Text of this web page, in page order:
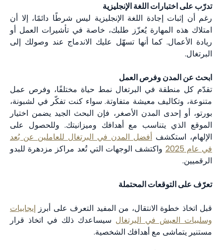
تدرّب على اختبارات اللغة الإنجليزية
رغم أن إثبات إجادة اللغة الإنجليزية ليس شرطًا دائمًا، إلا أن
امتلاك هذه المهارة يُعزّز طلبك، خاصة في تأشيرات العمل أو
ريادة الأعمال. كما أنها تسهّل عليك الاندماج عند وصولك إلى
البرتغال.
ابحث عن المدن وفرص العمل
تقدّم كل منطقة في البرتغال نمط حياة مختلفًا، وفرص عمل
متنوعة، وتكاليف معيشة متفاوتة. سواء كنت تفكّر في لشبونة،
بورتو، أو إحدى المدن الأصغر، فإن البحث الجيد يضمن اختيار
الموقع الذي يتناسب مع أهدافك وميزانيتك. وللحصول على
الإلهام، استكشف أفضل المدن في البرتغال للعاملين عن بُعد
في عام 2025
واكتشف الوجهات التي تُعد مراكز مزدهرة للبدو
الرقميين.
تعرّف على التوقعات المحتملة
قبل اتخاذ خطوة الانتقال، من المفيد التعرف على أبرز إيجابيات
وسلبيات العيش في البرتغال سيساعدك ذلك في اتخاذ قرار
مستنير يتماشى مع أهدافك الشخصية.